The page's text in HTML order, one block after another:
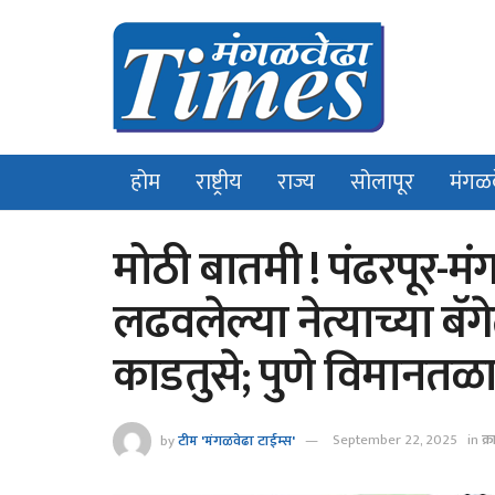
होम राष्ट्रीय राज्य सोलापूर
मोठी बातमी ! पंढरपूर-
लढवलेल्या नेत्याच्या
काडतुसे; पुणे
byटीम 'मंगळवेढा टाईम्स' September 22, 2025 in